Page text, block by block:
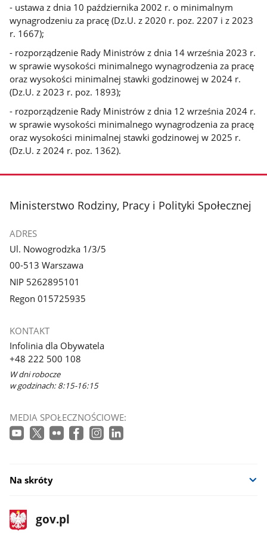
- ustawa z dnia 10 października 2002 r. o minimalnym
wynagrodzeniu za pracę (Dz.U. z 2020 r. poz. 2207 i z 2023
r. 1667);
- rozporządzenie Rady Ministrów z dnia 14 września 2023 r.
w sprawie wysokości minimalnego wynagrodzenia za pracę
oraz wysokości minimalnej stawki godzinowej w 2024 r.
(Dz.U. z 2023 r. poz. 1893);
- rozporządzenie Rady Ministrów z dnia 12 września 2024 r.
w sprawie wysokości minimalnego wynagrodzenia za pracę
oraz wysokości minimalnej stawki godzinowej w 2025 r.
(Dz.U. z 2024 r. poz. 1362).
stopka
Ministerstwo Rodziny, Pracy i Polityki Społecznej
ADRES
Ul. Nowogrodzka 1/3/5
00-513 Warszawa
NIP 5262895101
Regon 015725935
KONTAKT
Infolinia dla Obywatela
+48 222 500 108
W dni robocze
w godzinach: 8:15-16:15
MEDIA SPOŁECZNOŚCIOWE:
Na skróty
stopka
gov.pl
Strona
gov.pl